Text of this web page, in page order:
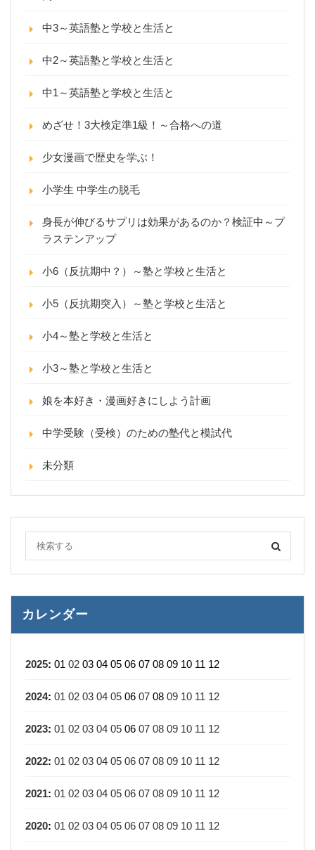
中3～英語塾と学校と生活と
中2～英語塾と学校と生活と
中1～英語塾と学校と生活と
めざせ！3大検定準1級！～合格への道
少女漫画で歴史を学ぶ！
小学生 中学生の脱毛
身長が伸びるサプリは効果があるのか？検証中～プ
ラステンアップ
小6（反抗期中？）～塾と学校と生活と
小5（反抗期突入）～塾と学校と生活と
小4～塾と学校と生活と
小3～塾と学校と生活と
娘を本好き・漫画好きにしよう計画
中学受験（受検）のための塾代と模試代
未分類
カレンダー
2025: 01 02 03 04 05 06 07 08 09 10 11 12
2024: 01 02 03 04 05 06 07 08 09 10 11 12
2023: 01 02 03 04 05 06 07 08 09 10 11 12
2022: 01 02 03 04 05 06 07 08 09 10 11 12
2021: 01 02 03 04 05 06 07 08 09 10 11 12
2020: 01 02 03 04 05 06 07 08 09 10 11 12